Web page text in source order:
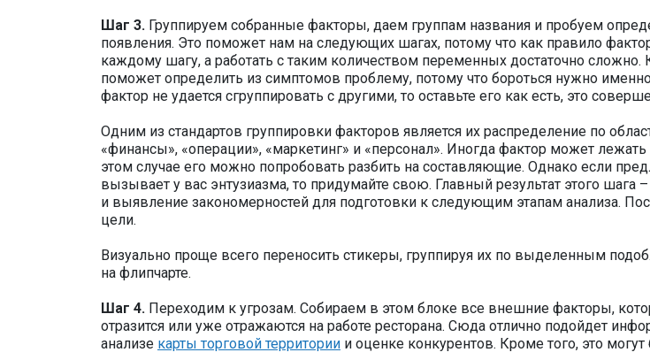
Шаг 3. Группируем собранные факторы, даем группам названия и пробуем
появления. Это поможет нам на следующих шагах, потому что как правило
каждому шагу, а работать с таким количеством переменных достаточно сложно.
поможет определить из симптомов проблему, потому что бороться нужно
фактор не удается сгруппировать с другими, то оставьте его как есть, это
Одним из стандартов группировки факторов является их распределение по
«финансы», «операции», «маркетинг» и «персонал». Иногда фактор может лежать
этом случае его можно попробовать разбить на составляющие. Однако если
вызывает у вас энтузиазма, то придумайте свою. Главный результат этого шага
и выявление закономерностей для подготовки к следующим этапам анализа.
цели.
Визуально проще всего переносить стикеры, группируя их по выделенным
на флипчарте.
Шаг 4. Переходим к угрозам. Собираем в этом блоке все внешние факторы,
отразится или уже отражаются на работе ресторана. Сюда отлично подойдет
анализе карты торговой территории и оценке конкурентов. Кроме того, это могут